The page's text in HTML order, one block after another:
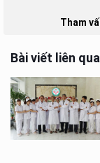
Tham
Bài viết liên